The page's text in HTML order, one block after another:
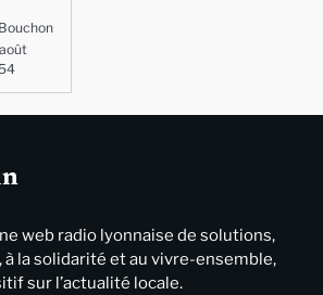
web radio lyonnaise de solutions,
à la solidarité et au vivre-ensemble,
sur l’actualité locale.